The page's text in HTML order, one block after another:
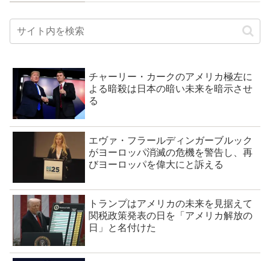
チャーリー・カークのアメリカ極左に
よる暗殺は日本の暗い未来を暗示させ
る
エヴァ・フラールディンガーブルック
がヨーロッパ消滅の危機を警告し、再
びヨーロッパを偉大にと訴える
トランプはアメリカの未来を見据えて
関税政策発表の日を「アメリカ解放の
日」と名付けた